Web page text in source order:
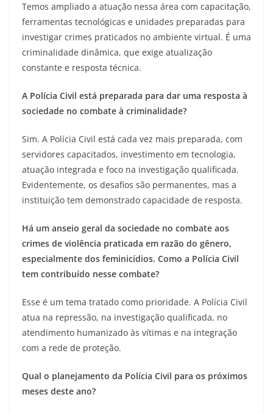
Temos ampliado a atuação nessa área com capacitação,
ferramentas tecnológicas e unidades preparadas para
investigar crimes praticados no ambiente virtual. É uma
criminalidade dinâmica, que exige atualização
constante e resposta técnica.
A Polícia Civil está preparada para dar uma resposta à
sociedade no combate à criminalidade?
Sim. A Polícia Civil está cada vez mais preparada, com
servidores capacitados, investimento em tecnologia,
atuação integrada e foco na investigação qualificada.
Evidentemente, os desafios são permanentes, mas a
instituição tem demonstrado capacidade de resposta.
Há um anseio geral da sociedade no combate aos
crimes de violência praticada em razão do gênero,
especialmente dos feminicídios. Como a Polícia Civil
tem contribuído nesse combate?
Esse é um tema tratado como prioridade. A Polícia Civil
atua na repressão, na investigação qualificada, no
atendimento humanizado às vítimas e na integração
com a rede de proteção.
Qual o planejamento da Polícia Civil para os próximos
meses deste ano?